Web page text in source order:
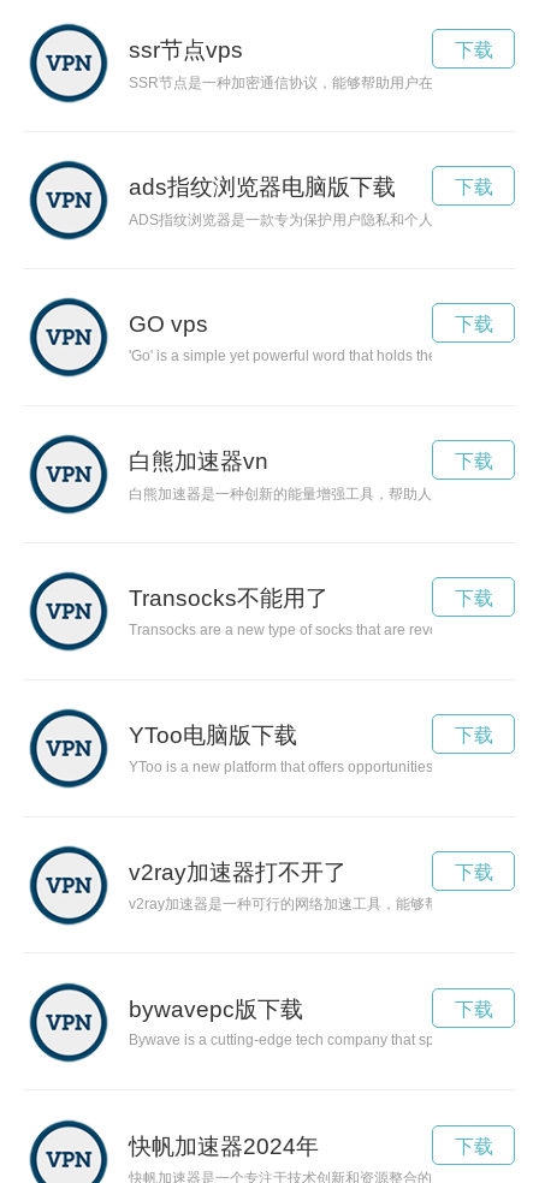
ssr节点vps
SSR节点是一种加密通信协议，能够帮助用户在网络上匿名浏
下载
ads指纹浏览器电脑版下载
ADS指纹浏览器是一款专为保护用户隐私和个人信息安全而设
下载
GO vps
'Go' is a simple yet powerful word that holds the key to
下载
白熊加速器vn
白熊加速器是一种创新的能量增强工具，帮助人们发掘潜能，实
下载
Transocks不能用了
Transocks are a new type of socks that are revolutionizing
下载
YToo电脑版下载
YToo is a new platform that offers opportunities for content
下载
v2ray加速器打不开了
v2ray加速器是一种可行的网络加速工具，能够帮助用户解决网
下载
bywavepc版下载
Bywave is a cutting-edge tech company that specializes in
下载
快帆加速器2024年
快帆加速器是一个专注于技术创新和资源整合的平台，帮助创
下载